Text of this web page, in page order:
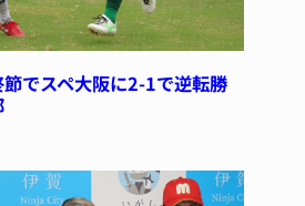
でスペ大阪に2-1で逆転勝